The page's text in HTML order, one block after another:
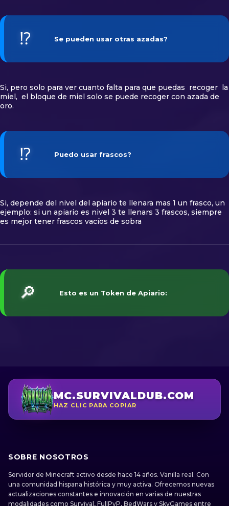
⁉️ Se pueden usar otras azadas?
Si, pero solo para ver cuanto falta para que puedas recoger la
miel, el bloque de miel solo se puede recoger con azada de
oro.
⁉️ Puedo usar frascos?
Si, depende del nivel del apiario te llenara mas 1 un frasco, un
ejemplo: si un apiario es nivel 3 te llenars 3 frascos, siempre
es mejor tener frascos vacíos de sobra
🔎 Esto es un Token de Apiario:
MC.SURVIVALDUB.COM
HAZ CLIC PARA COPIAR
SOBRE NOSOTROS
Servidor de Minecraft activo desde hace 14 años. Vanilla real. Con
una comunidad hispana histórica y muy activa. Ofrecemos nuevas
actualizaciones constantes e innovación en varias de nuestras
modalidades como Survival, FullPvP, BedWars y SkyGames entre